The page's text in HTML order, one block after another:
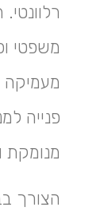
משפטי
מעמיקה
פנייה
מנומקת
הצורך